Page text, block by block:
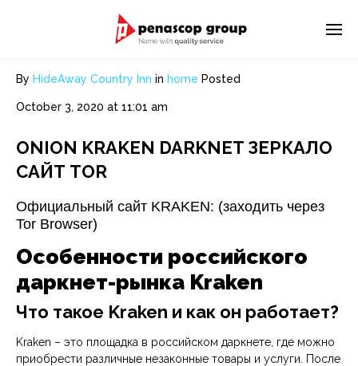
By HideAway Country Inn in home Posted
October 3, 2020 at 11:01 am
ONION KRAKEN DARKNET ЗЕРКАЛО
САЙТ TOR
Официальный сайт KRAKEN: (заходить через
Tor Browser)
Особенности российского
даркнет-рынка Kraken
Что такое Kraken и как он работает?
Kraken – это площадка в российском даркнете, где можно
приобрести различные незаконные товары и услуги. После